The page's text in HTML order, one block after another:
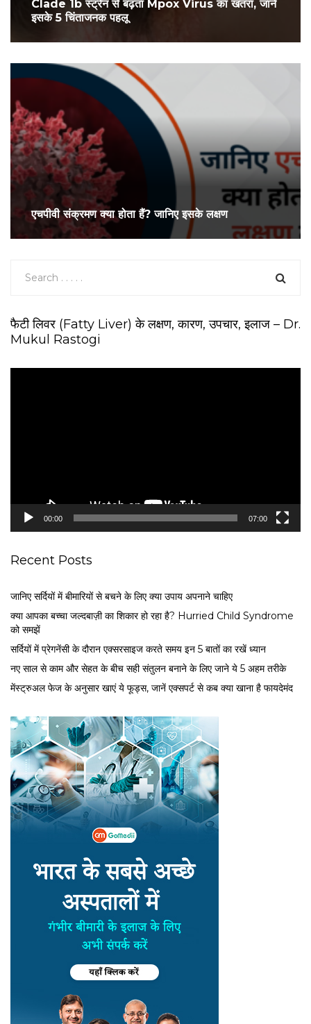
Clade 1b स्ट्रेन से बढ़ता Mpox Virus का खतरा, जानें
इसके 5 चिंताजनक पहलू
एचपीवी संक्रमण क्या होता हैं? जानिए इसके लक्षण
फैटी लिवर (Fatty Liver) के लक्षण, कारण, उपचार, इलाज – Dr.
Mukul Rastogi
00:00 07:00
Recent Posts
जानिए सर्दियों में बीमारियों से बचने के लिए क्या उपाय अपनाने चाहिए
क्या आपका बच्चा जल्दबाज़ी का शिकार हो रहा है? Hurried Child Syndrome
को समझें
सर्द‍ियों में प्रेगनेंसी के दौरान एक्सरसाइज करते समय इन 5 बातों का रखें ध्यान
नए साल से काम और सेहत के बीच सही संतुलन बनाने के लिए जाने ये 5 अहम तरीके
मेंस्ट्रुअल फेज के अनुसार खाएं ये फूड्स, जानें एक्सपर्ट से कब क्या खाना है फायदेमंद